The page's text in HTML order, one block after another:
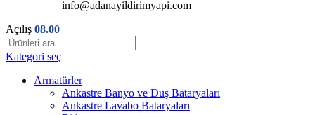
info@adanayildirimyapi.com
Açılış 08.00
Kategori seç
Armatürler
Ankastre Banyo ve Duş Bataryaları
Ankastre Lavabo Bataryaları